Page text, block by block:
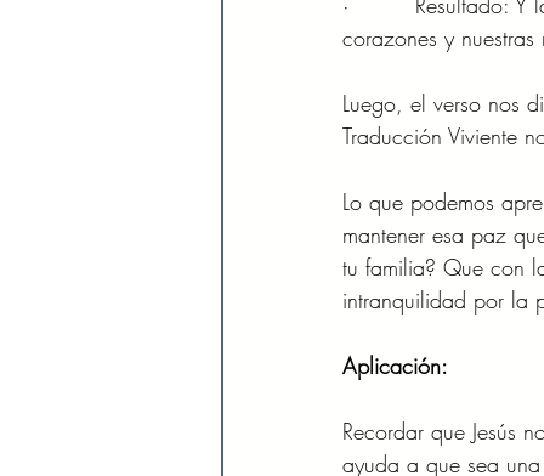
corazones y nuestras
Luego, el verso nos
Traducción Viviente
Lo que podemos
mantener esa paz
tu familia? Que con
intranquilidad por la
Aplicación:
Recordar que Jesús
ayuda a que sea